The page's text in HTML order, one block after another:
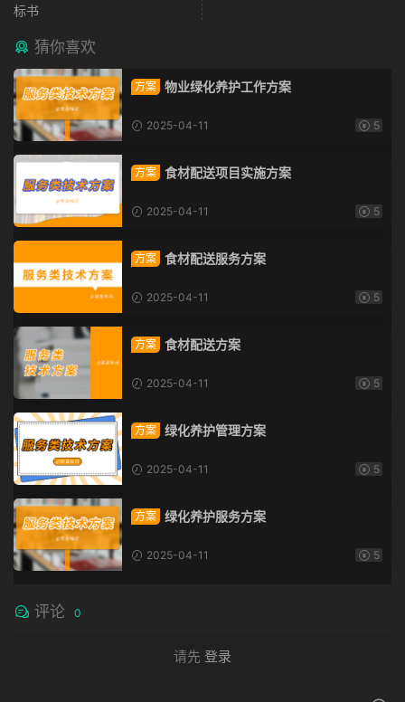
标书
猜你喜欢
方案 物业绿化养护工作方案
2025-04-11 5
方案 食材配送项目实施方案
2025-04-11 5
方案 食材配送服务方案
2025-04-11 5
方案 食材配送方案
2025-04-11 5
方案 绿化养护管理方案
2025-04-11 5
方案 绿化养护服务方案
2025-04-11 5
评论 0
请先 登录